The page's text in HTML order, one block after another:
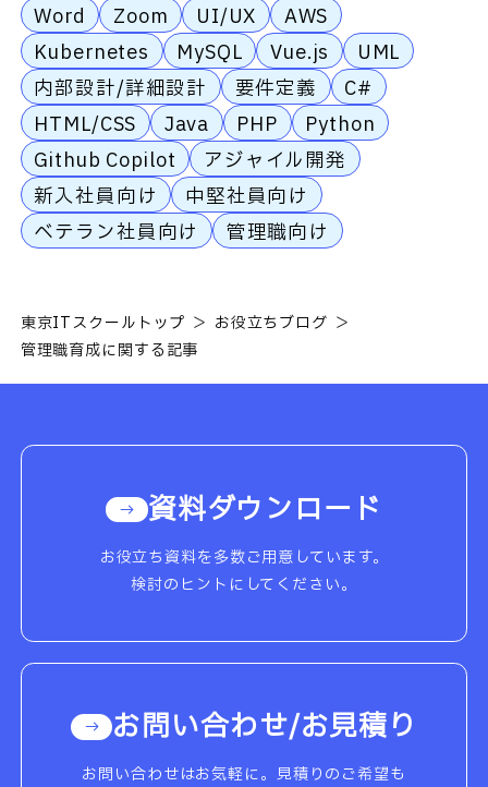
Word
Zoom UI/UX
AWS
Kubernetes
MySQL Vue.js
UML
内部設計/詳細設計
要件定義
C#
HTML/CSS
Java PHP
Python
Github Copilot
アジャイル開発
新入社員向け
中堅社員向け
ベテラン社員向け
管理職向け
東京ITスクールトップ
お役立ちブログ
管理職育成に関する記事
資料ダウンロード
お役立ち資料を多数ご用意しています。
検討のヒントにしてください。
お問い合わせ/お見積り
お問い合わせはお気軽に。見積りのご希望も